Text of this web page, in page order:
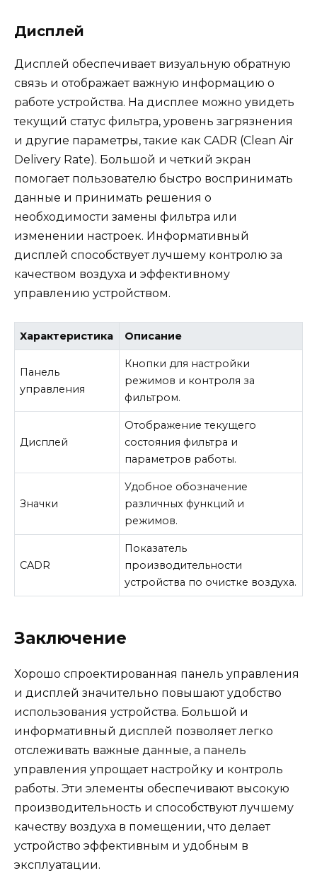
Дисплей
Дисплей обеспечивает визуальную обратную
связь и отображает важную информацию о
работе устройства. На дисплее можно увидеть
текущий статус фильтра, уровень загрязнения
и другие параметры, такие как CADR (Clean Air
Delivery Rate). Большой и четкий экран
помогает пользователю быстро воспринимать
данные и принимать решения о
необходимости замены фильтра или
изменении настроек. Информативный
дисплей способствует лучшему контролю за
качеством воздуха и эффективному
управлению устройством.
Характеристика Описание
Панель
управления
Кнопки для настройки
режимов и контроля за
фильтром.
Дисплей
Отображение текущего
состояния фильтра и
параметров работы.
Значки
Удобное обозначение
различных функций и
режимов.
CADR
Показатель
производительности
устройства по очистке воздуха.
Заключение
Хорошо спроектированная панель управления
и дисплей значительно повышают удобство
использования устройства. Большой и
информативный дисплей позволяет легко
отслеживать важные данные, а панель
управления упрощает настройку и контроль
работы. Эти элементы обеспечивают высокую
производительность и способствуют лучшему
качеству воздуха в помещении, что делает
устройство эффективным и удобным в
эксплуатации.